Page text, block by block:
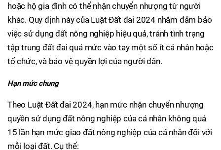
hoặc hộ gia đình có thể nhận chuyển nhượng từ người
khác. Quy định này của Luật Đất đai 2024 nhằm đảm bảo
việc sử dụng đất nông nghiệp hiệu quả, tránh tình trạng
tập trung đất đai quá mức vào tay một số ít cá nhân hoặc
tổ chức, và bảo vệ quyền lợi của người dân.
Hạn mức chung
Theo Luật Đất đai 2024, hạn mức nhận chuyển nhượng
quyền sử dụng đất nông nghiệp của cá nhân không quá
15 lần hạn mức giao đất nông nghiệp của cá nhân đối với
mỗi loại đất. Cụ thể: